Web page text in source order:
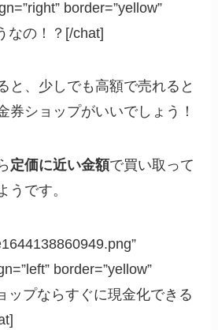
border=”yellow”
なの！？[/chat]
と、少しでも高額で売れると
券ショップがいいでしょう！
定価に近い金額で買い取って
うです。
border=”yellow”
ップならすぐに現金化できる